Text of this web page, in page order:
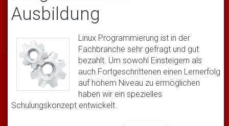
Ausbildung
Linux Programmierung ist in der
Fachbranche sehr gefragt und gut
bezahlt. Um sowohl Einsteigern als
auch Fortgeschrittenen einen Lernerfolg
auf hohem Niveau zu ermöglichen
haben wir ein spezielles
Schulungskonzept entwickelt.